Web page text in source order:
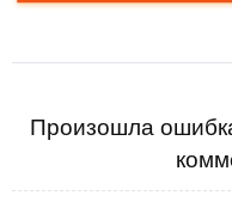
Произошла